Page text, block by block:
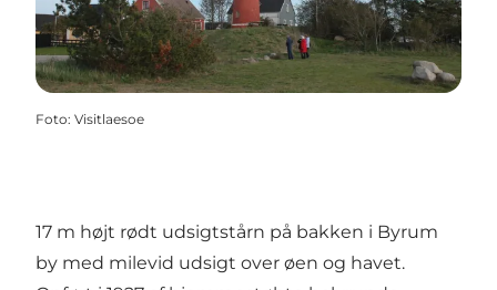
Foto: Visitlaesoe
17 m højt rødt udsigtstårn på bakken i Byrum
by med milevid udsigt over øen og havet.